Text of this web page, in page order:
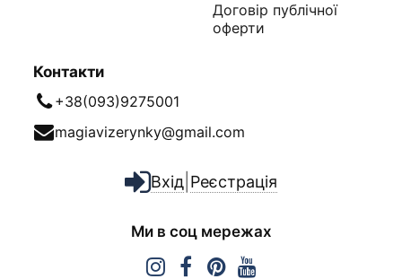
Договір публічної
оферти
Контакти
+38(093)9275001
magiavizerynky@gmail.com
Вхід Реєстрація
Ми в соц мережах